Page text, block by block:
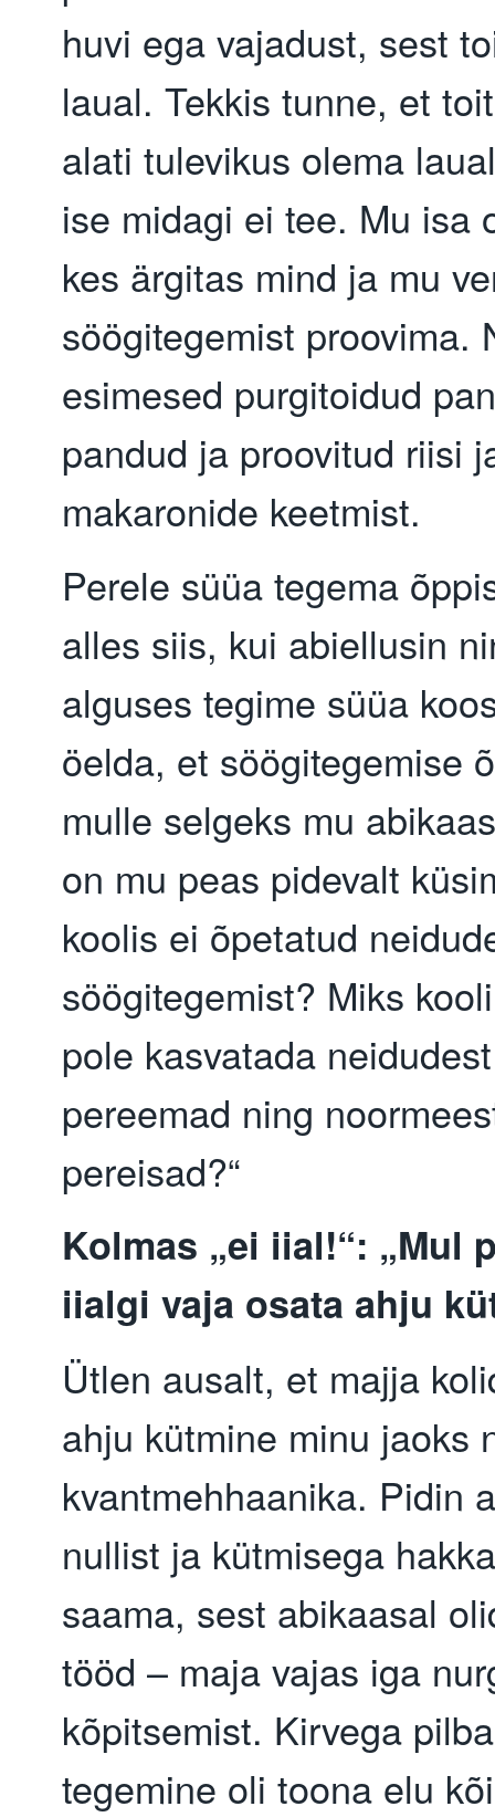
huvi ega vajadust, sest
laual. Tekkis tunne, et
alati tulevikus olema
ise midagi ei tee. Mu isa
kes ärgitas mind ja mu
söögitegemist proovima.
esimesed purgitoidud
pandud ja proovitud riisi
makaronide keetmist.
Perele süüa tegema
alles siis, kui abiellusin
alguses tegime süüa
öelda, et söögitegemise
mulle selgeks mu
on mu peas pidevalt
koolis ei õpetatud
söögitegemist? Miks
pole kasvatada
pereemad ning
pereisad?“
Kolmas „ei iial!“: „Mul
iialgi vaja osata ahju
Ütlen ausalt, et majja
ahju kütmine minu jaoks
kvantmehhaanika. Pidin
nullist ja kütmisega
saama, sest abikaasal
tööd – maja vajas iga
kõpitsemist. Kirvega
tegemine oli toona elu